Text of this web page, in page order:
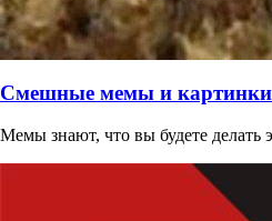
Смешные мемы и картинки
Мемы знают, что вы будете делать